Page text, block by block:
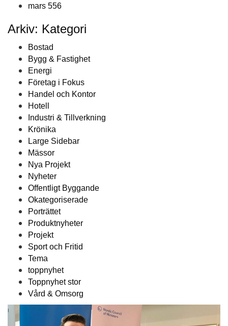
mars 556
Arkiv: Kategori
Bostad
Bygg & Fastighet
Energi
Företag i Fokus
Handel och Kontor
Hotell
Industri & Tillverkning
Krönika
Large Sidebar
Mässor
Nya Projekt
Nyheter
Offentligt Byggande
Okategoriserade
Porträttet
Produktnyheter
Projekt
Sport och Fritid
Tema
toppnyhet
Toppnyhet stor
Vård & Omsorg